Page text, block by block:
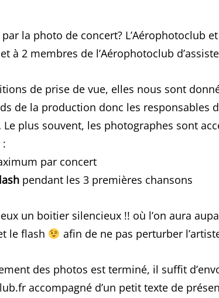
la photo de concert? L’Aérophotoclub
à 2 membres de l’Aérophotoclub
de prise de vue, elles nous sont
de la production donc les responsables
Le plus souvent, les photographes sont
par concert
pendant les 3 premières chansons
un boitier silencieux !! où l’on aura
le flash
afin de ne pas perturber
des photos est terminé, il suffit
accompagné d’un petit texte de